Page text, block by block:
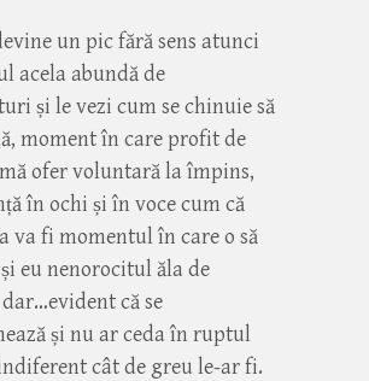
un pic fără sens atunci
acela abundă de
și le vezi cum se chinuie să
moment în care profit de
ofer voluntară la împins,
în ochi și în voce cum că
va fi momentul în care o să
eu nenorocitul ăla de
că se
și nu ar ceda în ruptul
cât de greu le-ar fi.